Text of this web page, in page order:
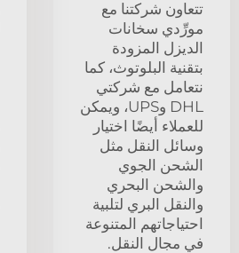
تتعاون شركتنا مع
مورِّدي سخانات
الديزل المزودة
بتقنية البلوتوث، كما
نتعامل مع شركتي
DHL وUPS، ويمكن
للعملاء أيضًا اختيار
وسائل النقل مثل
الشحن الجوي
والشحن البحري
والنقل البري لتلبية
احتياجاتهم المتنوعة
في مجال النقل.